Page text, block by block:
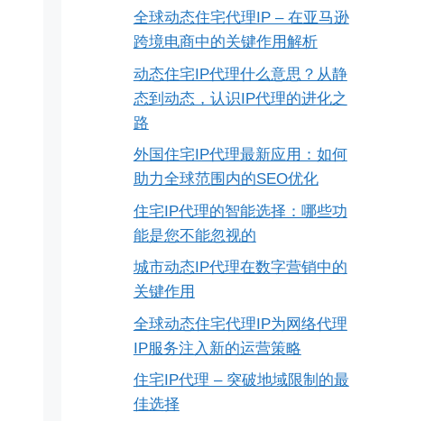
全球动态住宅代理IP – 在亚马逊
跨境电商中的关键作用解析
动态住宅IP代理什么意思？从静
态到动态，认识IP代理的进化之
路
外国住宅IP代理最新应用：如何
助力全球范围内的SEO优化
住宅IP代理的智能选择：哪些功
能是您不能忽视的
城市动态IP代理在数字营销中的
关键作用
全球动态住宅代理IP为网络代理
IP服务注入新的运营策略
住宅IP代理 – 突破地域限制的最
佳选择